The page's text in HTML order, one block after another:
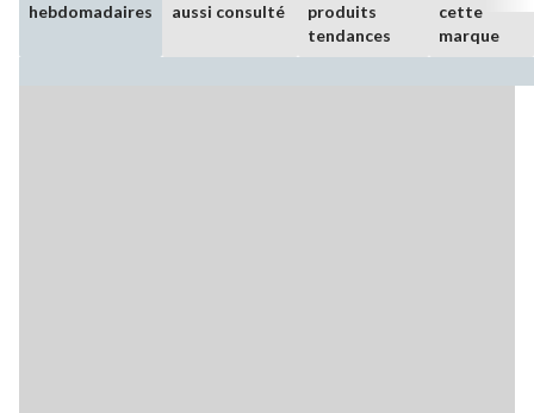
hebdomadaires
aussi consulté
produits
tendances
cette
marque